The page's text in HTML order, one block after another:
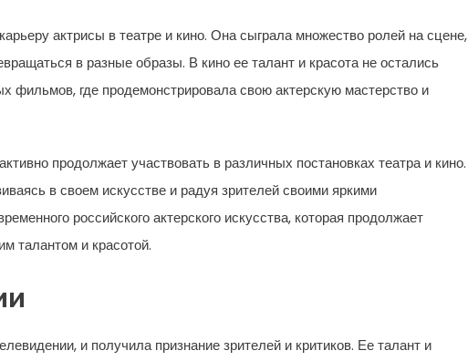
актрисы в театре и кино. Она сыграла множество ролей на сцене,
в разные образы. В кино ее талант и красота не остались
фильмов, где продемонстрировала свою актерскую мастерство и
продолжает участвовать в различных постановках театра и кино.
в своем искусстве и радуя зрителей своими яркими
российского актерского искусства, которая продолжает
талантом и красотой.
и получила признание зрителей и критиков. Ее талант и